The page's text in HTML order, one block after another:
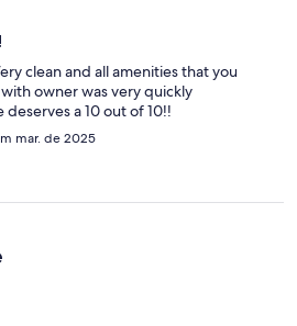
clean and all amenities that you
owner was very quickly
a 10 out of 10!!
mar. de 2025